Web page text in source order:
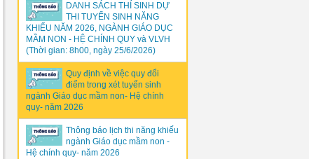
DANH SÁCH THÍ SINH DỰ
THI TUYỂN SINH NĂNG
KHIẾU NĂM 2026, NGÀNH GIÁO DỤC
MẦM NON - HỆ CHÍNH QUY và VLVH
(Thời gian: 8h00, ngày 25/6/2026)
Quy định về việc quy đổi
điểm trong xét tuyển sinh
ngành Giáo dục mầm non- Hệ chính
quy- năm 2026
Thông báo lịch thi năng khiếu
ngành Giáo dục mầm non -
Hệ chính quy- năm 2026